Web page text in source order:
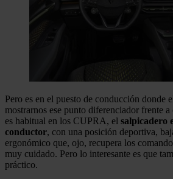
Pero es en el puesto de conducción donde
mostrarnos ese punto diferenciador frente
es habitual en los CUPRA, el salpicadero
conductor, con una posición deportiva,
ergonómico que, ojo, recupera los
muy cuidado. Pero lo interesante es que
práctico.